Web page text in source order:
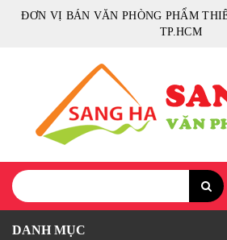
ĐƠN VỊ BÁN VĂN PHÒNG PHẨM
TP.HCM
DANH MỤC